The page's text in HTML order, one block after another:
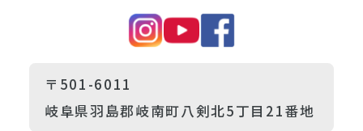
〒501-6011
岐阜県羽島郡岐南町八剣北5丁目21番地